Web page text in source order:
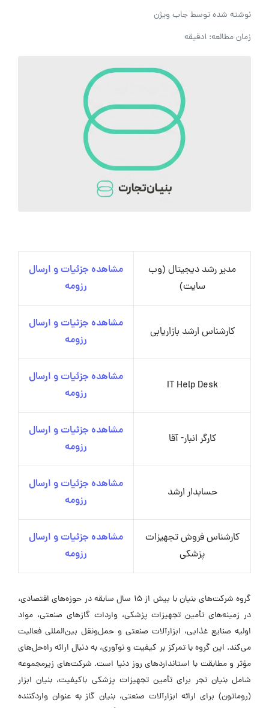
نوشته شده توسطجاب ویژن
زمان مطالعه: 1دقیقه
مدیر رشد دیجیتال (وب
سایت)
مشاهده جزئیات و ارسال
رزومه
کارشناس ارشد بازاریابی
مشاهده جزئیات و ارسال
رزومه
IT Help Desk
مشاهده جزئیات و ارسال
رزومه
کارگر انبار- آقا
مشاهده جزئیات و ارسال
رزومه
حسابدار ارشد
مشاهده جزئیات و ارسال
رزومه
کارشناس فروش تجهیزات
پزشکی
مشاهده جزئیات و ارسال
رزومه
گروه شرکت‌های بنیان با بیش از ۱۵ سال سابقه در حوزه‌های اقتصادی،
در زمینه‌های تأمین تجهیزات پزشکی، واردات گازهای صنعتی، مواد
اولیه صنایع غذایی، ابزارآلات صنعتی و حمل‌ونقل بین‌المللی فعالیت
می‌کند. این گروه با تمرکز بر کیفیت و نوآوری، به دنبال ارائه راه‌حل‌های
مؤثر و مطابقت با استانداردهای روز دنیا است. شرکت‌های زیرمجموعه
شامل بنیان تجر برای تأمین تجهیزات پزشکی باکیفیت، بنیان ابزار
(روماتون) برای ارائه ابزارآلات صنعتی، بنیان گاز به عنوان واردکننده